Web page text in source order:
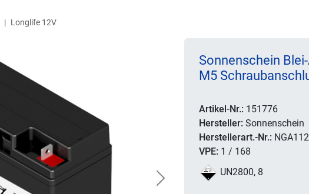
Longlife 12V
Next
Sonnenschein
M5
Artikel-Nr.: 151776
Hersteller: Sonnenschein
Herstellerart.-Nr.:
VPE: 1 / 168
UN2800, 8